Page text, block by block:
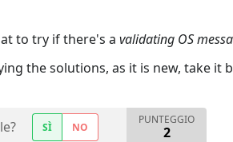
to try if there's a validating OS
the solutions, as it is new, take it
SÌ NO
PUNTEGGIO
2